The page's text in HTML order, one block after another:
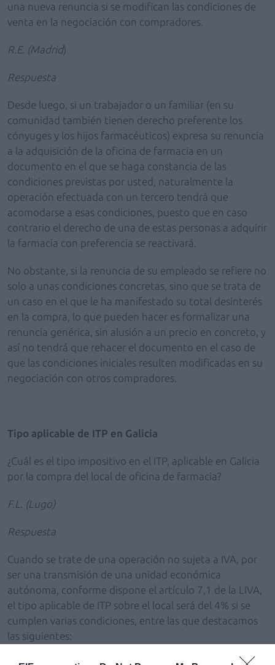
una nueva renuncia si se modifican las condiciones de
venta en la negociación con compradores.
R.E. (Madrid)
Respuesta
Desde luego, si un trabajador o un familiar (en su
comunidad también tienen derecho preferente los
cónyuges y los hijos farmacéuticos) expresa su renuncia
a la adquisición de la oficina de farmacia en un
documento en el que se haga constancia de las
condiciones previstas por usted, naturalmente la
operación efectuada con un tercero tendrá que
acomodarse a esas condiciones, puesto que en caso
contrario el derecho de una de estas personas a adquirir
la farmacia con preferencia se reactivará.
No obstante, si la renuncia de su empleado se refiere no
solo a unas condiciones concretas, sino que se trata de
un caso en el que le ha manifestado su total desinterés
en la compra, lo que pueden hacer es formalizar una
renuncia genérica, sin alusión a un precio en concreto, y
así no tendrá que rehacer el documento en el caso de
que las condiciones iniciales resulten modificadas en su
negociación con otros compradores.
Tipo aplicable de ITP en Galicia
¿Cuál es el tipo impositivo en el ITP, aplicable en Galicia
por la compra del local de oficina de farmacia?
F.L. (Lugo)
Respuesta
Cuando se trate de una operación no sujeta a IVA, por
ser una transmisión de una unidad económica
autónoma, conforme dispone el artículo 7,1 de la LIVA,
el tipo aplicable de ITP sobre el local será del 4% si se
cumplen varias condiciones, entre las que destacamos
las siguientes: